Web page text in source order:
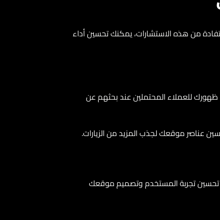
من هذه الاستشارات، يمكنك تحسين أداء
للعملاء المحتملين عند بحثهم عن
موقعك لجذب المزيد من الزيارات.
تجربة المستخدم وتصميم موقعك